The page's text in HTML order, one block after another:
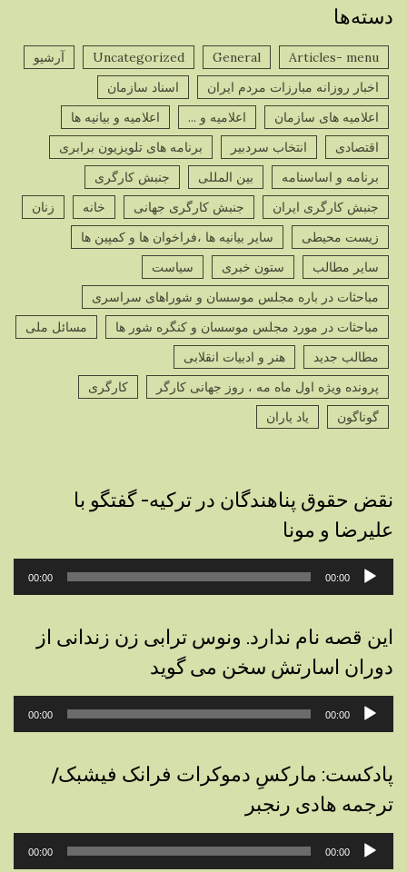
دسته‌ها
Articles- menu
General
Uncategorized
آرشیو
اخبار روزانه مبارزات مردم ایران
اسناد سازمان
اعلامیه های سازمان
اعلامیه و ...
اعلامیه و بیانیه ها
اقتصادی
انتخاب سردبیر
برنامه های تلویزیون برابری
برنامه و اساسنامه
بین المللی
جنبش کارگری
جنبش کارگری ایران
جنبش کارگری جهانی خانه
زنان
زیست محیطی
سایر بیانیه ها ،فراخوان ها و کمپین ها
سایر مطالب
ستون خبری
سیاست
مباحثات در باره مجلس موسسان و شوراهای سراسری
مباحثات در مورد مجلس موسسان و کنگره شور ها
مسائل ملی
مطالب جدید
هنر و ادبیات انقلابی
پرونده ویژه اول ماه مه ، روز جهانی کارگر
کارگری
گوناگون
یاد یاران
نقض حقوق پناهندگان در ترکیه- گفتگو با
علیرضا و مونا
پخش‌کننده
00:00
00:00
این قصه نام ندارد. ونوس ترابی زن زندانی از
دوران اسارتش سخن می گوید
پخش‌کننده
00:00
00:00
پادکست: مارکسِ دموکرات فرانک فیشبک/
ترجمه هادی رنجبر
پخش‌کننده
00:00
00:00